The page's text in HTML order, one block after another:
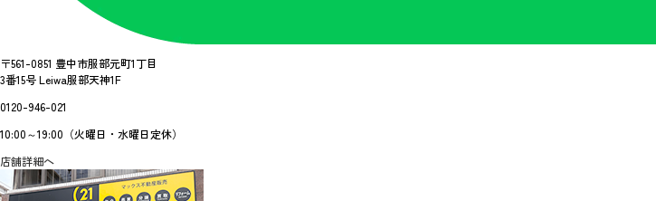
〒561-0851 豊中市服部元町1丁目
3番15号 Leiwa服部天神1F
0120-946-021
10:00～19:00（火曜日・水曜日定休）
店舗詳細へ